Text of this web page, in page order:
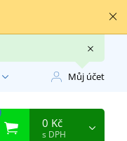
Můj účet
0 Kč
s DPH